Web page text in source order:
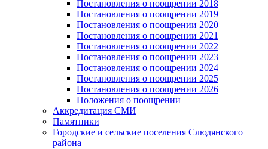
Постановления о поощрении 2018
Постановления о поощрении 2019
Постановления о поощрении 2020
Постановления о поощрении 2021
Постановления о поощрении 2022
Постановления о поощрении 2023
Постановления о поощрении 2024
Постановления о поощрении 2025
Постановления о поощрении 2026
Положения о поощрении
Аккредитация СМИ
Памятники
Городские и сельские поселения Слюдянского
района